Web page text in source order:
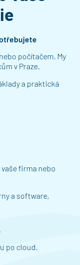
počítačem. My
v Praze.
a praktická
firma nebo
a software,
po cloud.